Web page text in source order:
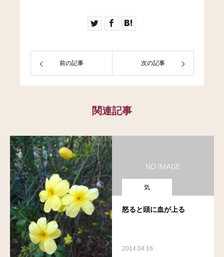
前の記事 次の記事
関連記事
気
怒ると頭に血が上る
2014.04.16